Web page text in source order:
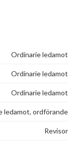
Ordinarie ledamot
Ordinarie ledamot
Ordinarie ledamot
ledamot, ordförande
Revisor